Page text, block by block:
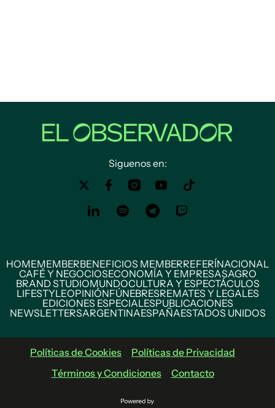
Siguenos en:
HOMEMEMBERBENEFICIOS MEMBERREFERÍNACIONAL
CAFÉ Y NEGOCIOSECONOMÍA Y EMPRESASAGRO
BRAND STUDIOMUNDOCULTURA Y ESPECTÁCULOS
LIFESTYLEOPINIÓNFÚNEBRESREMATES Y LEGALES
EDICIONES ESPECIALESPUBLICACIONES
NEWSLETTERSARGENTINAESPAÑAESTADOS UNIDOS
Políticas de Cookies
Políticas de Privacidad
Términos y Condiciones
Contacto